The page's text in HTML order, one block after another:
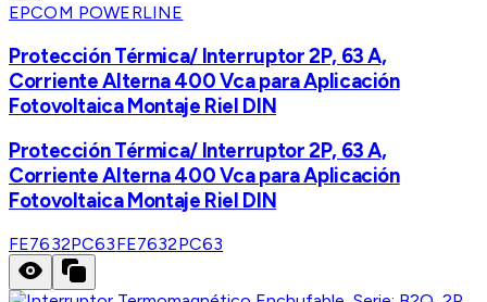
EPCOM POWERLINE
Protección Térmica/ Interruptor 2P, 63 A,
Corriente Alterna 400 Vca para Aplicación
Fotovoltaica Montaje Riel DIN
Protección Térmica/ Interruptor 2P, 63 A,
Corriente Alterna 400 Vca para Aplicación
Fotovoltaica Montaje Riel DIN
FE7632PC63FE7632PC63